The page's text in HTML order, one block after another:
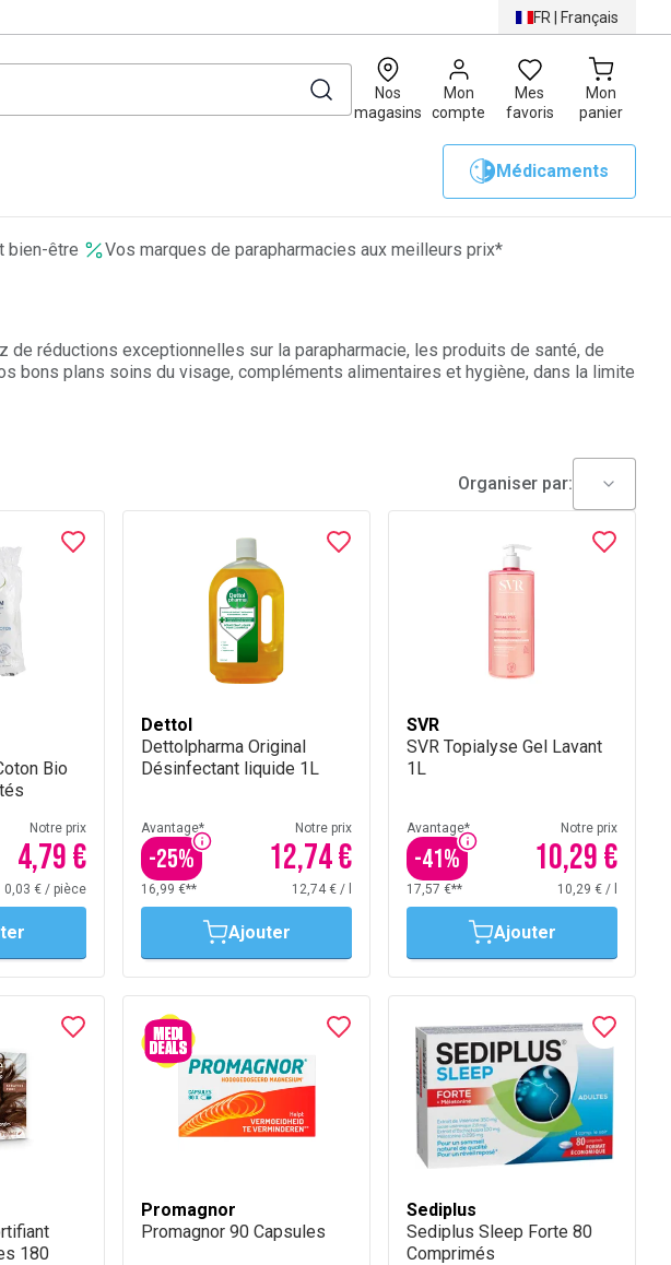
FR | Français
Nos
magasins
Mon
compte
Mes
favoris
Mon
panier
0
Médicaments
bien-être
Vos marques de parapharmacies aux meilleurs prix*
réductions exceptionnelles sur la parapharmacie, les produits de santé, de
bons plans soins du visage, compléments alimentaires et hygiène, dans la limite
Organiser par:
Bio
Notre prix
4,79 €
0,03 € / pièce
Dettol
Dettolpharma Original
Désinfectant liquide 1L
Avantage*
-25%
Notre prix
12,74 €
16,99 €** 12,74 € /
Ajouter
SVR
SVR Topialyse Gel Lavant
1L
Avantage*
-41%
Notre prix
10,29 €
17,57 €** 10,29 € /
Ajouter
Promagnor
Promagnor 90 Capsules
Sediplus
Sediplus Sleep Forte 80
Comprimés